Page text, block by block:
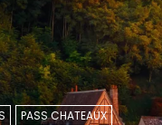
PASS CHATEAUX